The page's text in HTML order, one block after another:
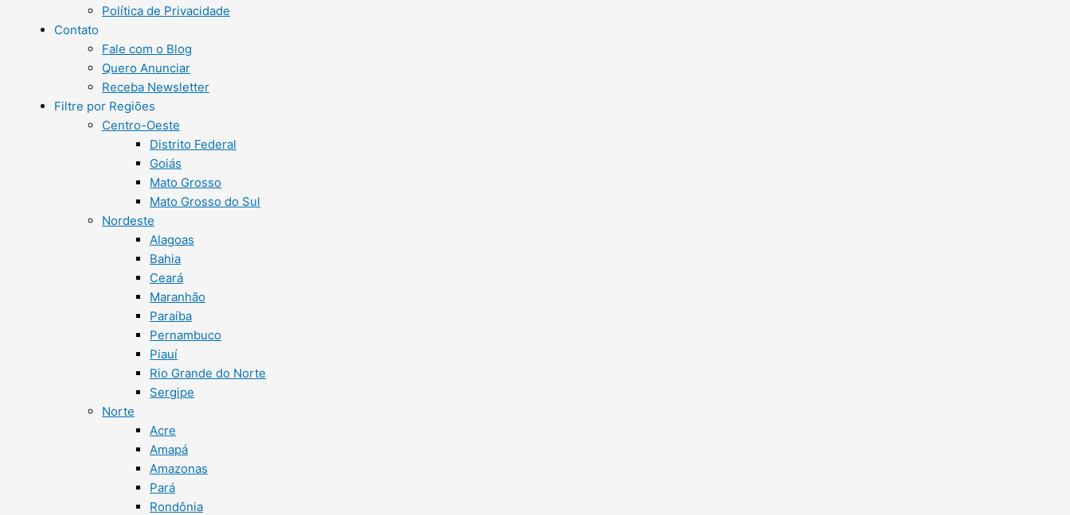
Política de Privacidade
Contato
Fale com o Blog
Quero Anunciar
Receba Newsletter
Filtre por Regiões
Centro-Oeste
Distrito Federal
Goiás
Mato Grosso
Mato Grosso do Sul
Nordeste
Alagoas
Bahia
Ceará
Maranhão
Paraíba
Pernambuco
Piauí
Rio Grande do Norte
Sergipe
Norte
Acre
Amapá
Amazonas
Pará
Rondônia